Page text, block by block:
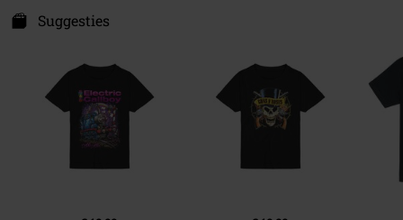
Mühlenstraße 25
10243 Berlin
productsafety@universal-music.com
Suggesties